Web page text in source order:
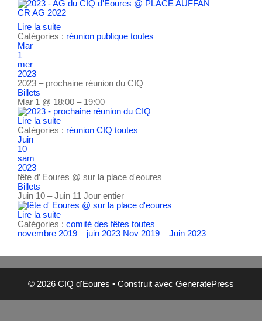
CR AG 2022
Lire la suite
Catégories : réunion publique toutes
Mar
1
mer
2023
2023 – prochaine réunion du CIQ
Billets
Mar 1 @ 18:00 – 19:00
Lire la suite
Catégories : réunion CIQ toutes
Juin
10
sam
2023
fête d’ Eoures @ sur la place d'eoures
Billets
Juin 10 – Juin 11 Jour entier
Lire la suite
Catégories : comité des fêtes toutes
novembre 2019 – juin 2023 Nov 2019 – Juin 2023
© 2026 CIQ d'Eoures • Construit avec GeneratePress